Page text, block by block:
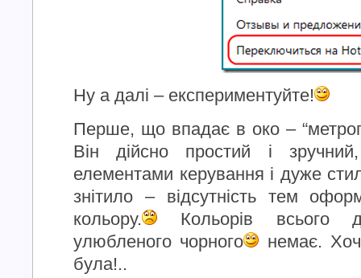
Ну а далі – експериментуйте!
Перше, що впадає в око –
Він дійсно простий і
елементами керування і дуже
знітило – відсутність тем
кольору.
Кольорів всього
улюбленого чорного
немає.
була!..